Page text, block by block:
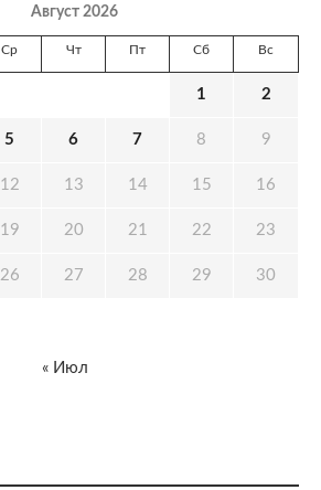
Август 2026
Ср Чт Пт Сб Вс
1 2
5 6 7 8 9
12 13 14 15 16
19 20 21 22 23
26 27 28 29 30
« Июл